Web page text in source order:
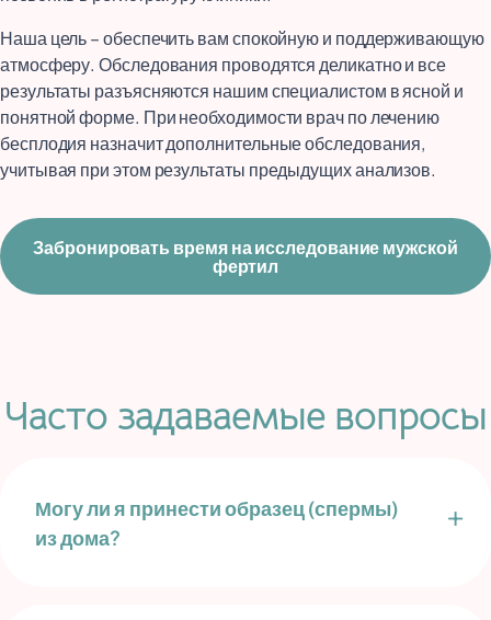
Наша цель – обеспечить вам спокойную и поддерживающую
атмосферу. Обследования проводятся деликатно и все
результаты разъясняются нашим специалистом в ясной и
понятной форме. При необходимости врач по лечению
бесплодия назначит дополнительные обследования,
учитывая при этом результаты предыдущих анализов.
Забронировать время на исследование мужской
фертил
Часто задаваемые вопросы
Могу ли я принести образец (спермы)
из дома?